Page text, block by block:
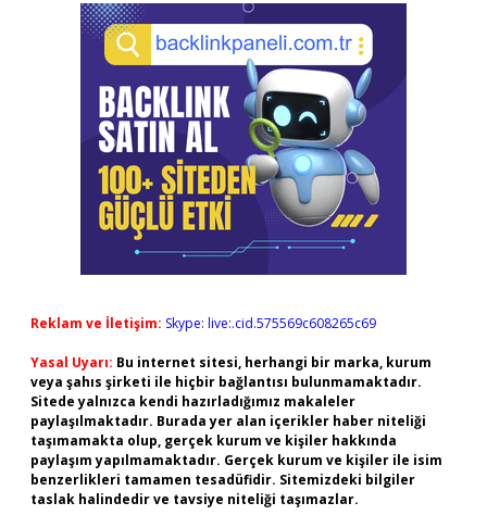
Reklam ve İletişim: Skype: live:.cid.575569c608265c69
Yasal Uyarı: Bu internet sitesi, herhangi bir marka, kurum
veya şahıs şirketi ile hiçbir bağlantısı bulunmamaktadır.
Sitede yalnızca kendi hazırladığımız makaleler
paylaşılmaktadır. Burada yer alan içerikler haber niteliği
taşımamakta olup, gerçek kurum ve kişiler hakkında
paylaşım yapılmamaktadır. Gerçek kurum ve kişiler ile isim
benzerlikleri tamamen tesadüfidir. Sitemizdeki bilgiler
taslak halindedir ve tavsiye niteliği taşımazlar.